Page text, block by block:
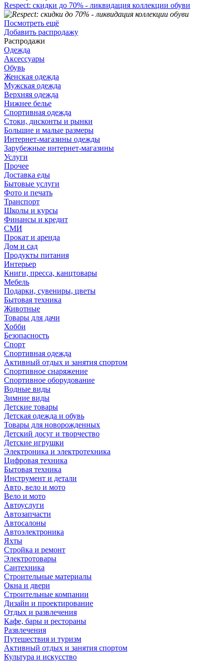
Respect: скидки до 70% - ликвидация коллекции обуви
Посмотреть ещё
Добавить распродажу
Распродажи
Одежда
Аксессуары
Обувь
Женская одежда
Мужская одежда
Верхняя одежда
Нижнее белье
Спортивная одежда
Стоки, дисконты и рынки
Большие и малые размеры
Интернет-магазины одежды
Зарубежные интернет-магазины
Услуги
Прочее
Доставка еды
Бытовые услуги
Фото и печать
Транспорт
Школы и курсы
Финансы и кредит
СМИ
Прокат и аренда
Дом и сад
Продукты питания
Интерьер
Книги, пресса, канцтовары
Мебель
Подарки, сувениры, цветы
Бытовая техника
Животные
Товары для дачи
Хобби
Безопасность
Спорт
Спортивная одежда
Активный отдых и занятия спортом
Спортивное снаряжение
Спортивное оборудование
Водные виды
Зимние виды
Детские товары
Детская одежда и обувь
Товары для новорожденных
Детский досуг и творчество
Детские игрушки
Электроника и электротехника
Цифровая техника
Бытовая техника
Инструмент и детали
Авто, вело и мото
Вело и мото
Автоуслуги
Автозапчасти
Автосалоны
Автоэлектроника
Яхты
Стройка и ремонт
Электротовары
Сантехника
Строительные материалы
Окна и двери
Строительные компании
Дизайн и проектирование
Отдых и развлечения
Кафе, бары и рестораны
Развлечения
Путешествия и туризм
Активный отдых и занятия спортом
Культура и искусство